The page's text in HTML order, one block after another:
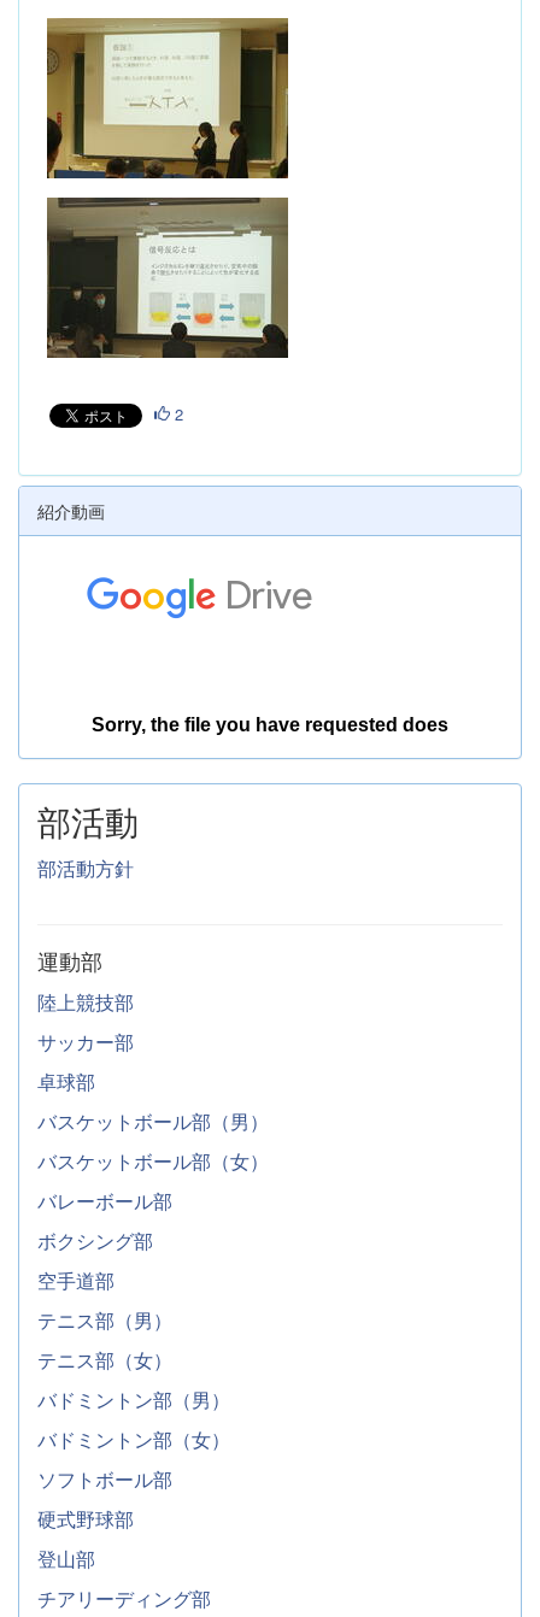
2
紹介動画
部活動
部活動方針
運動部
陸上競技部
サッカー部
卓球部
バスケットボール部（男）
バスケットボール部（女）
バレーボール部
ボクシング部
空手道部
テニス部（男）
テニス部（女）
バドミントン部（男）
バドミントン部（女）
ソフトボール部
硬式野球部
登山部
チアリーディング部